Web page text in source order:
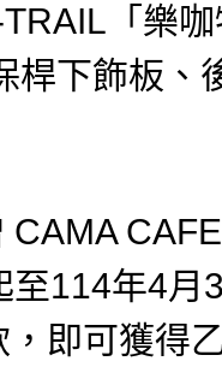
「樂
桿下飾板、
CAMA
至114年4月
即可獲得